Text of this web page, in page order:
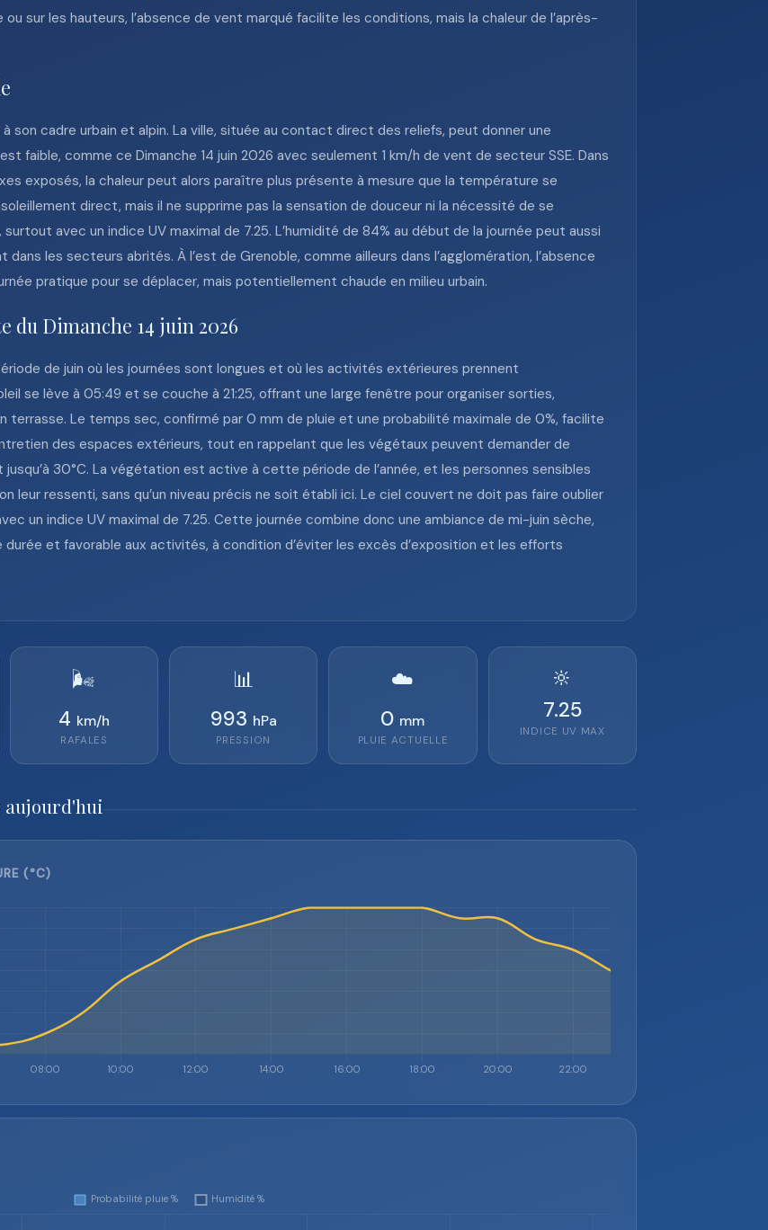
sur les hauteurs, l’absence de vent marqué facilite les conditions, mais la chaleur de l’après-
son cadre urbain et alpin. La ville, située au contact direct des reliefs, peut donner une
faible, comme ce Dimanche 14 juin 2026 avec seulement 1 km/h de vent de secteur SSE. Dans
exposés, la chaleur peut alors paraître plus présente à mesure que la température se
direct, mais il ne supprime pas la sensation de douceur ni la nécessité de se
avec un indice UV maximal de 7.25. L’humidité de 84% au début de la journée peut aussi
les secteurs abrités. À l’est de Grenoble, comme ailleurs dans l’agglomération, l’absence
pratique pour se déplacer, mais potentiellement chaude en milieu urbain.
du Dimanche 14 juin 2026
de juin où les journées sont longues et où les activités extérieures prennent
se lève à 05:49 et se couche à 21:25, offrant une large fenêtre pour organiser sorties,
terrasse. Le temps sec, confirmé par 0 mm de pluie et une probabilité maximale de 0%, facilite
des espaces extérieurs, tout en rappelant que les végétaux peuvent demander de
30°C. La végétation est active à cette période de l’année, et les personnes sensibles
leur ressenti, sans qu’un niveau précis ne soit établi ici. Le ciel couvert ne doit pas faire oublier
un indice UV maximal de 7.25. Cette journée combine donc une ambiance de mi-juin sèche,
durée et favorable aux activités, à condition d’éviter les excès d’exposition et les efforts
🌬️
4 km/h
RAFALES
📊
993 hPa
PRESSION
☁️
0 mm
PLUIE ACTUELLE
🔆
7.25
INDICE UV MAX
aujourd'hui
(°C)